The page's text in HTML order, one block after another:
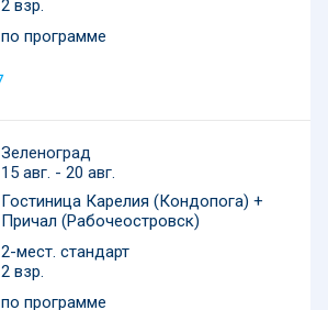
2 взр.
по программе
Зеленоград
15 авг. - 20 авг.
Гостиница Карелия (Кондопога) +
Причал (Рабочеостровск)
2-мест. стандарт
2 взр.
по программе